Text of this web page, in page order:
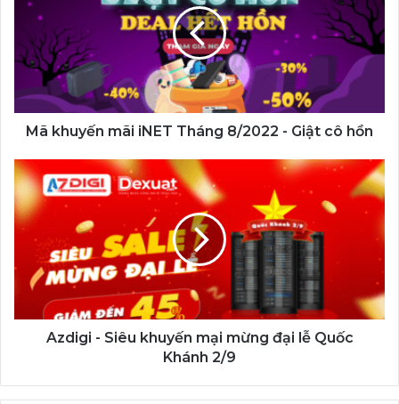
iNET
Tháng
8/2022
Giật
cô
hồnMã khuyến mãi iNET Tháng 8/2022 - Giật cô hồn
Azdigi
-
Siêu
khuyến
mừng
lễ
Quốc
KhánhAzdigi - Siêu khuyến mại mừng đại lễ Quốc
Khánh 2/9